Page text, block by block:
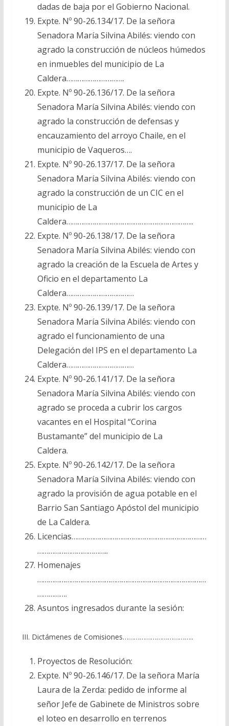
dadas de baja por el Gobierno Nacional.
Expte. Nº 90-26.134/17. De la señora
Senadora María Silvina Abilés: viendo con
agrado la construcción de núcleos húmedos
en inmuebles del municipio de La
Caldera………………………….
Expte. Nº 90-26.136/17. De la señora
Senadora María Silvina Abilés: viendo con
agrado la construcción de defensas y
encauzamiento del arroyo Chaile, en el
municipio de Vaqueros….
Expte. Nº 90-26.137/17. De la señora
Senadora María Silvina Abilés: viendo con
agrado la construcción de un CIC en el
municipio de La
Caldera…………………………………………………………..
Expte. Nº 90-26.138/17. De la señora
Senadora María Silvina Abilés: viendo con
agrado la creación de la Escuela de Artes y
Oficio en el departamento La
Caldera………………………………
Expte. Nº 90-26.139/17. De la señora
Senadora María Silvina Abilés: viendo con
agrado el funcionamiento de una
Delegación del IPS en el departamento La
Caldera………………………………
Expte. Nº 90-26.141/17. De la señora
Senadora María Silvina Abilés: viendo con
agrado se proceda a cubrir los cargos
vacantes en el Hospital “Corina
Bustamante” del municipio de La
Caldera.
Expte. Nº 90-26.142/17. De la señora
Senadora María Silvina Abilés: viendo con
agrado la provisión de agua potable en el
Barrio San Santiago Apóstol del municipio
de La Caldera.
Licencias………………………………………………………………
………………………………..
Homenajes
………………………………………………………………………………
…………….
Asuntos ingresados durante la sesión:
III. Dictámenes de Comisiones………………………………..
Proyectos de Resolución:
Expte. Nº 90-26.146/17. De la señora María
Laura de la Zerda: pedido de informe al
señor Jefe de Gabinete de Ministros sobre
el loteo en desarrollo en terrenos